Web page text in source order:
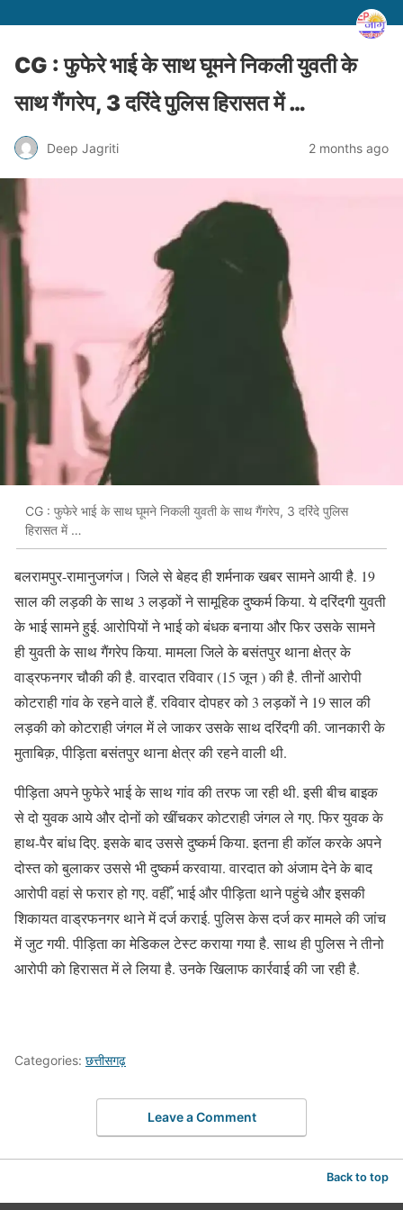
CG : फुफेरे भाई के साथ घूमने निकली युवती के
साथ गैंगरेप, 3 दरिंदे पुलिस हिरासत में …
Deep Jagriti 2 months ago
CG : फुफेरे भाई के साथ घूमने निकली युवती के साथ गैंगरेप, 3 दरिंदे पुलिस
हिरासत में …
बलरामपुर-रामानुजगंज। जिले से बेहद ही शर्मनाक खबर सामने आयी है. 19
साल की लड़की के साथ 3 लड़कों ने सामूहिक दुष्कर्म किया. ये दरिंदगी युवती
के भाई सामने हुई. आरोपियों ने भाई को बंधक बनाया और फिर उसके सामने
ही युवती के साथ गैंगरेप किया. मामला जिले के बसंतपुर थाना क्षेत्र के
वाड्रफनगर चौकी की है. वारदात रविवार (15 जून ) की है. तीनों आरोपी
कोटराही गांव के रहने वाले हैं. रविवार दोपहर को 3 लड़कों ने 19 साल की
लड़की को कोटराही जंगल में ले जाकर उसके साथ दरिंदगी की. जानकारी के
मुताबिक़, पीड़िता बसंतपुर थाना क्षेत्र की रहने वाली थी.
पीड़िता अपने फुफेरे भाई के साथ गांव की तरफ जा रही थी. इसी बीच बाइक
से दो युवक आये और दोनों को खींचकर कोटराही जंगल ले गए. फिर युवक के
हाथ-पैर बांध दिए. इसके बाद उससे दुष्कर्म किया. इतना ही कॉल करके अपने
दोस्त को बुलाकर उससे भी दुष्कर्म करवाया. वारदात को अंजाम देने के बाद
आरोपी वहां से फरार हो गए. वहीँ, भाई और पीड़िता थाने पहुंचे और इसकी
शिकायत वाड्रफनगर थाने में दर्ज कराई. पुलिस केस दर्ज कर मामले की जांच
में जुट गयी. पीड़िता का मेडिकल टेस्ट कराया गया है. साथ ही पुलिस ने तीनो
आरोपी को हिरासत में ले लिया है. उनके खिलाफ कार्रवाई की जा रही है.
Categories: छत्तीसगढ़
Leave a Comment
Back to top